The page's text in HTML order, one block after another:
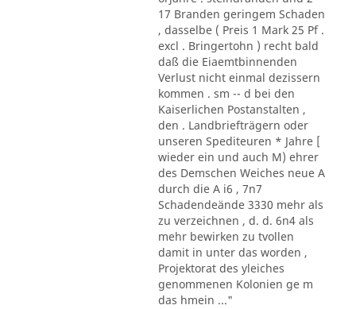
17 Branden geringem Schaden
, dasselbe ( Preis 1 Mark 25 Pf .
excl . Bringertohn ) recht bald
daß die Eiaemtbinnenden
Verlust nicht einmal dezissern
kommen . sm -- d bei den
Kaiserlichen Postanstalten ,
den . Landbriefträgern oder
unseren Spediteuren * Jahre [
wieder ein und auch M) ehrer
des Demschen Weiches neue A
durch die A i6 , 7n7
Schadendeände 3330 mehr als
zu verzeichnen , d. d. 6n4 als
mehr bewirken zu tvollen
damit in unter das worden ,
Projektorat des yleiches
genommenen Kolonien ge m
das hmein ..."